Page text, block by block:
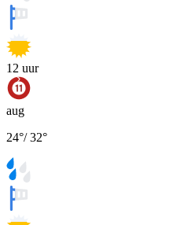
12 uur
aug
24°/32°